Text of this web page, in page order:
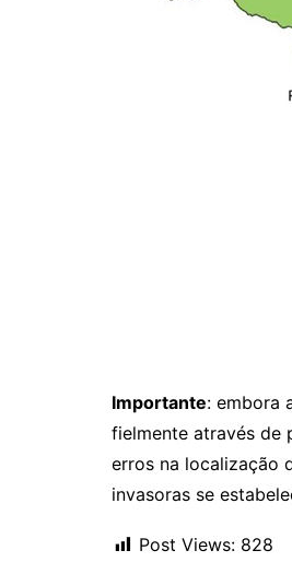
Importante: embora
fielmente através de
erros na localização
invasoras se
Post Views: 828